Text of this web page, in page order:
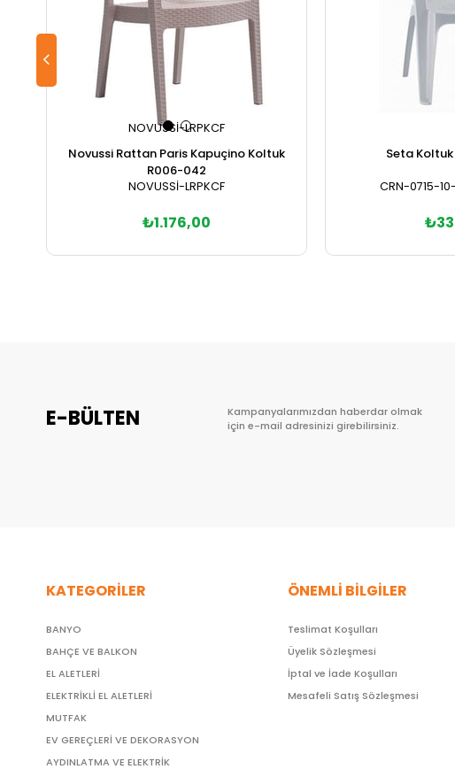
Novussi Rattan Paris Kapuçino Koltuk
R006-042
NOVUSSİ-LRPKCF
₺1.176,00
NOVUSSİ-LRPKCF
Seta
CRN-0715-
E-BÜLTEN
Kampanyalarımızdan haberdar olmak
için e-mail adresinizi girebilirsiniz.
KATEGORİLER
BANYO
BAHÇE VE BALKON
EL ALETLERİ
ELEKTRİKLİ EL ALETLERİ
MUTFAK
EV GEREÇLERİ VE DEKORASYON
AYDINLATMA VE ELEKTRİK
ÖNEMLİ BİLGİLER
Teslimat Koşulları
Üyelik Sözleşmesi
İptal ve İade Koşulları
Mesafeli Satış Sözleşmesi